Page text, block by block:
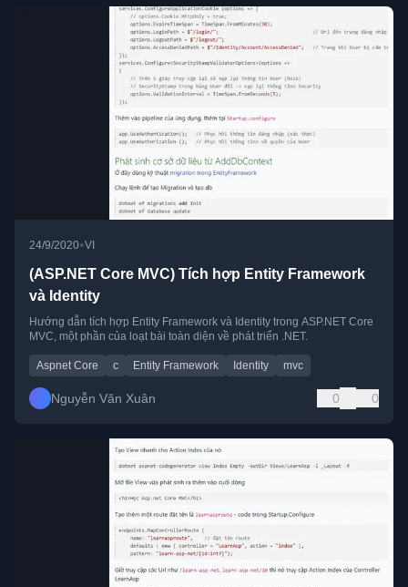
24/9/2020•VI
(ASP.NET Core MVC) Tích hợp Entity Framework
và Identity
Hướng dẫn tích hợp Entity Framework và Identity trong ASP.NET Core
MVC, một phần của loạt bài toàn diện về phát triển .NET.
Aspnet Core c Entity Framework Identity mvc
Nguyễn Văn Xuân 0 0